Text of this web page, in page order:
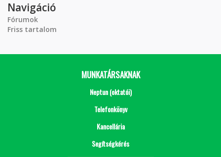
Navigáció
Fórumok
Friss tartalom
MUNKATÁRSAKNAK
Neptun (oktatói)
Telefonkönyv
Kancellária
Segítségkérés